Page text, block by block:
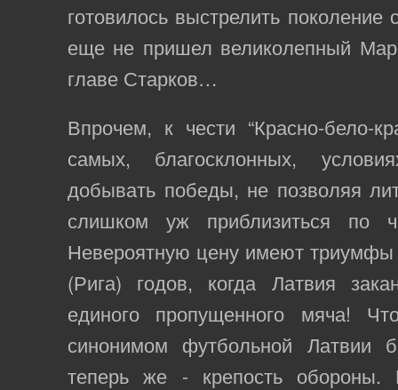
готовилось выстрелить поколение
еще не пришел великолепный
главе Старков…
Впрочем, к чести “Красно-бело-
самых, благосклонных,
добывать победы, не позволяя
слишком уж приблизиться по
Невероятную цену имеют триумфы
(Рига) годов, когда Латвия
единого пропущенного мяча!
синонимом футбольной Латвии
теперь же - крепость обороны.